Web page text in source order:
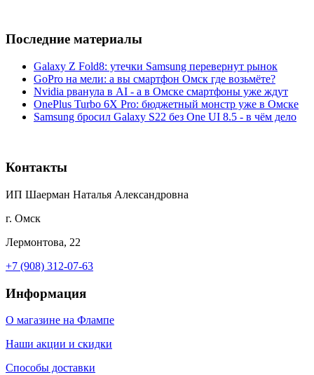
Последние материалы
Galaxy Z Fold8: утечки Samsung перевернут рынок
GoPro на мели: а вы смартфон Омск где возьмёте?
Nvidia рванула в AI - а в Омске смартфоны уже ждут
OnePlus Turbo 6X Pro: бюджетный монстр уже в Омске
Samsung бросил Galaxy S22 без One UI 8.5 - в чём дело
Контакты
ИП Шаерман Наталья Александровна
г. Омск
Лермонтова, 22
+7 (908) 312-07-63
Информация
О магазине на Флампе
Наши акции и скидки
Способы доставки